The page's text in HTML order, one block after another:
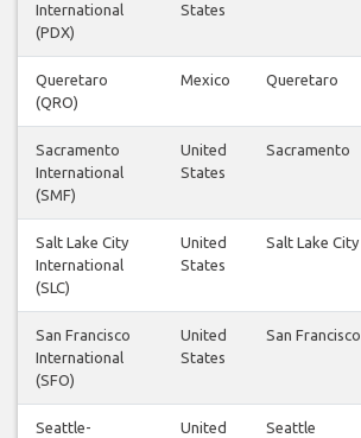
International
(PDX)
States
Queretaro
(QRO)
Mexico Queretaro
Sacramento
International
(SMF)
United
States
Sacramento
Salt Lake City
International
(SLC)
United
States
Salt Lake City
San Francisco
International
(SFO)
United
States
San Francisco
Seattle-
United
Seattle